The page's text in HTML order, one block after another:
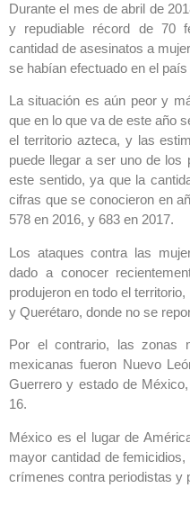
Durante el mes de abril de
y repudiable récord de 70
cantidad de asesinatos a
se habían efectuado en el país
La situación es aún peor y
que en lo que va de este año
el territorio azteca, y las
puede llegar a ser uno de
este sentido, ya que la
cifras que se conocieron en
578 en 2016, y 683 en 2017.
Los ataques contra las
dado a conocer
produjeron en todo el
y Querétaro, donde no se
Por el contrario, las zonas
mexicanas fueron Nuevo
Guerrero y estado de
16.
México es el lugar de
mayor cantidad de
crímenes contra periodistas y